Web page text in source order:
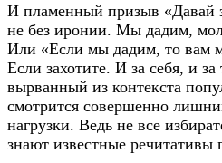
И пламенный призыв «Давай
не без иронии. Мы дадим,
Или «Если мы дадим, то вам
Если захотите. И за себя, и
вырванный из контекста
смотрится совершенно
нагрузки. Ведь не все
знают известные